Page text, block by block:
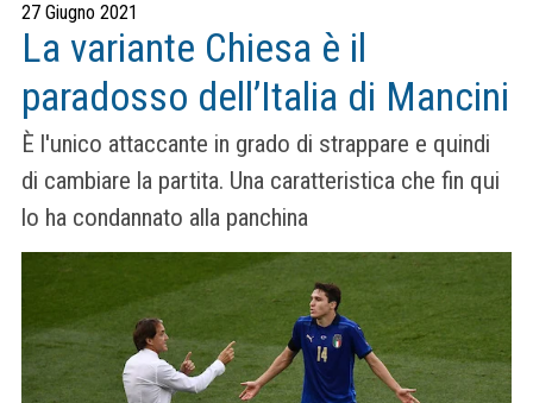
27 Giugno 2021
La variante Chiesa è il
paradosso dell’Italia di Mancini
È l'unico attaccante in grado di strappare e quindi
di cambiare la partita. Una caratteristica che fin qui
lo ha condannato alla panchina